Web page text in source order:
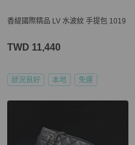
香緹國際精品 LV 水波紋 手提包 1019
TWD 11,440
狀況良好 本地 免運